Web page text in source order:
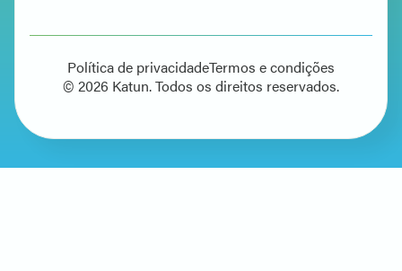
© 2026 Katun. Todos os direitos reservados.
Política de privacidadeTermos e condições